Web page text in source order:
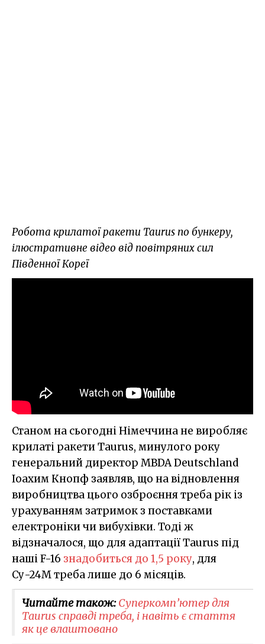
Робота крилатої ракети Taurus по бункеру,
ілюстративне відео від повітряних сил
Південної Кореї
Станом на сьогодні Німеччина не виробляє
крилаті ракети Taurus, минулого року
генеральний директор MBDA Deutschland
Іоахим Кнопф заявляв, що на відновлення
виробництва цього озброєння треба рік із
урахуванням затримок з поставками
електроніки чи вибухівки. Тоді ж
відзначалося, що для адаптації Taurus під
наші F-16 знадобиться до 1,5 року, для
Су-24М треба лише до 6 місяців.
Читайте також:Суперкомп’ютер для
Taurus справді треба, і навіть є стаття
як це влаштовано